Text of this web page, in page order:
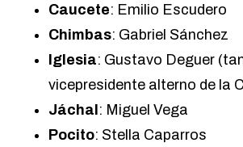
Caucete: Emilio Escudero
Chimbas: Gabriel Sánchez
Iglesia: Gustavo Deguer
vicepresidente alterno de la
Jáchal : Miguel Vega
Pocito: Stella Caparros